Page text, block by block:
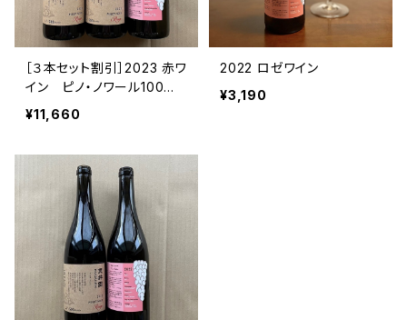
［３本セット割引］2023 赤ワ
イン ピノ・ノワール100％
2本 と 2022 ロゼ
１本
¥11,660
2022 ロゼワイン
¥3,190